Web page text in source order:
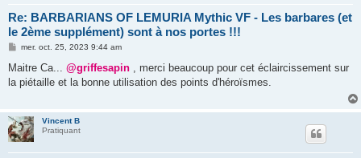
Re: BARBARIANS OF LEMURIA Mythic VF - Les barbares (et
le 2ème supplément) sont à nos portes !!!
M
s
a
mer. oct. 25, 2023 9:44 am
Maitre Ca... @griffesapin , merci beaucoup pour cet éclaircissement sur
la piétaille et la bonne utilisation des points d'héroïsmes.
Vincent B
Pratiquant